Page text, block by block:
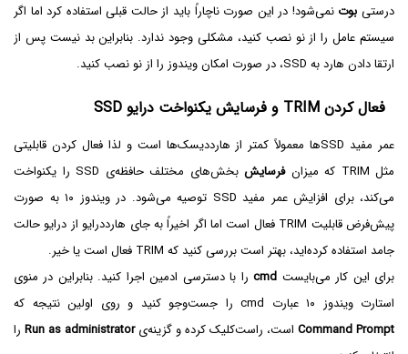
درستی بوت نمی‌شود! در این صورت ناچاراً باید از حالت قبلی استفاده کرد اما اگر
سیستم عامل را از نو نصب کنید، مشکلی وجود ندارد. بنابراین بد نیست پس از
ارتقا دادن هارد به SSD، در صورت امکان ویندوز را از نو نصب کنید.
فعال کردن TRIM و فرسایش یکنواخت درایو SSD
عمر مفید SSDها معمولاً کمتر از هارددیسک‌ها است و لذا فعال کردن قابلیتی
مثل TRIM که میزان
فرسایش
بخش‌های مختلف حافظه‌ی SSD را یکنواخت
می‌کند، برای افزایش عمر مفید SSD توصیه می‌شود. در ویندوز ۱۰ به صورت
پیش‌فرض قابلیت TRIM فعال است اما اگر اخیراً به جای هارددرایو از درایو حالت
جامد استفاده کرده‌اید، بهتر است بررسی کنید که TRIM فعال است یا خیر.
برای این کار می‌بایست cmdرا با دسترسی ادمین اجرا کنید. بنابراین در منوی
استارت ویندوز ۱۰ عبارت cmd را جست‌وجو کنید و روی اولین نتیجه که
Command Prompt است، راست‌کلیک کرده و گزینه‌یRun as administrator را